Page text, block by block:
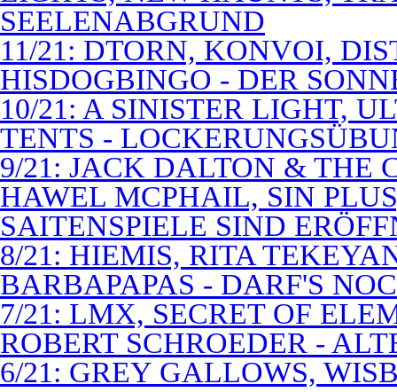
SEELENABGRUND
11/21: DTORN, KONVOI,
HISDOGBINGO - DER
10/21: A SINISTER LIGHT,
TENTS -
9/21: JACK DALTON & THE
HAWEL MCPHAIL, SIN
SAITENSPIELE SIND
8/21: HIEMIS, RITA
BARBAPAPAS - DARF'S
7/21: LMX, SECRET OF
ROBERT SCHROEDER -
6/21: GREY GALLOWS,